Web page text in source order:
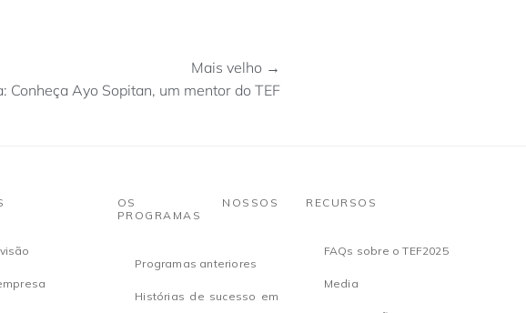
Mais velho →
Ayo Sopitan, um mentor do TEF
OS NOSSOS
PROGRAMAS
Programas anteriores
Histórias de sucesso em
RECURSOS
FAQs sobre o TEF2025
Media